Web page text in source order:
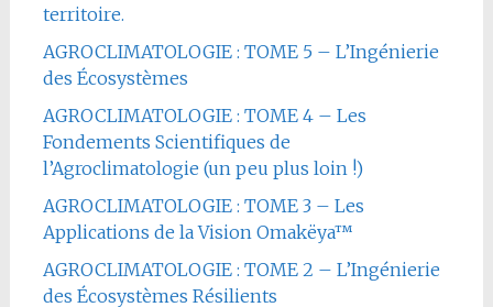
territoire.
AGROCLIMATOLOGIE : TOME 5 – L’Ingénierie
des Écosystèmes
AGROCLIMATOLOGIE : TOME 4 – Les
Fondements Scientifiques de
l’Agroclimatologie (un peu plus loin !)
AGROCLIMATOLOGIE : TOME 3 – Les
Applications de la Vision Omakëya™
AGROCLIMATOLOGIE : TOME 2 – L’Ingénierie
des Écosystèmes Résilients